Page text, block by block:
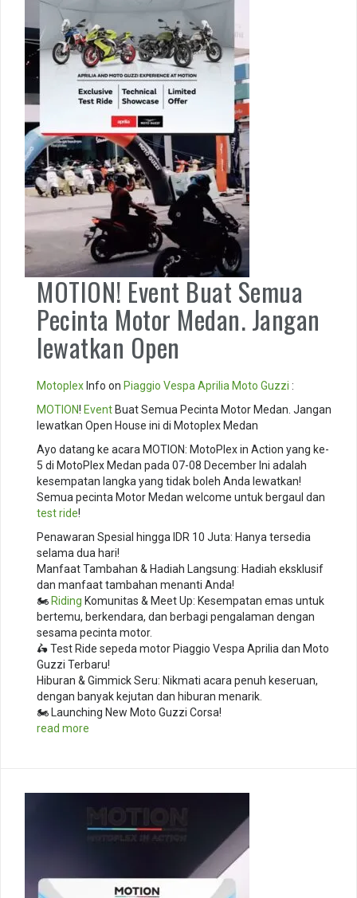
MOTION! Event Buat Semua
Pecinta Motor Medan. Jangan
lewatkan Open
Motoplex Info on Piaggio Vespa Aprilia Moto Guzzi :
MOTION! Event Buat Semua Pecinta Motor Medan. Jangan
lewatkan Open House ini di Motoplex Medan
Ayo datang ke acara MOTION: MotoPlex in Action yang ke-
5 di MotoPlex Medan pada 07-08 December Ini adalah
kesempatan langka yang tidak boleh Anda lewatkan!
Semua pecinta Motor Medan welcome untuk bergaul dan
test ride!
Penawaran Spesial hingga IDR 10 Juta: Hanya tersedia
selama dua hari!
Manfaat Tambahan & Hadiah Langsung: Hadiah eksklusif
dan manfaat tambahan menanti Anda!
🏍️ Riding Komunitas & Meet Up: Kesempatan emas untuk
bertemu, berkendara, dan berbagi pengalaman dengan
sesama pecinta motor.
🛵 Test Ride sepeda motor Piaggio Vespa Aprilia dan Moto
Guzzi Terbaru!
Hiburan & Gimmick Seru: Nikmati acara penuh keseruan,
dengan banyak kejutan dan hiburan menarik.
🏍️ Launching New Moto Guzzi Corsa!
read more